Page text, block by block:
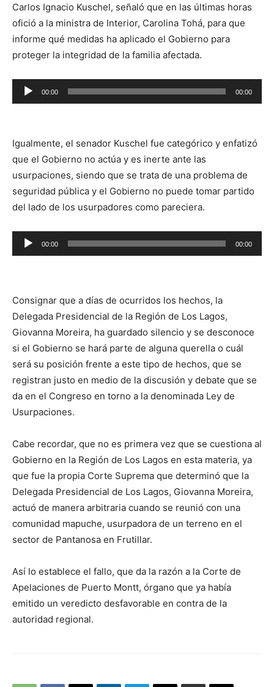
Carlos Ignacio Kuschel, señaló que en las últimas horas
ofició a la ministra de Interior, Carolina Tohá, para que
informe qué medidas ha aplicado el Gobierno para
proteger la integridad de la familia afectada.
Reproductor
de
00:00 00:00
Igualmente, el senador Kuschel fue categórico y enfatizó
que el Gobierno no actúa y es inerte ante las
usurpaciones, siendo que se trata de una problema de
seguridad pública y el Gobierno no puede tomar partido
del lado de los usurpadores como pareciera.
Reproductor
de
00:00 00:00
Consignar que a días de ocurridos los hechos, la
Delegada Presidencial de la Región de Los Lagos,
Giovanna Moreira, ha guardado silencio y se desconoce
si el Gobierno se hará parte de alguna querella o cuál
será su posición frente a este tipo de hechos, que se
registran justo en medio de la discusión y debate que se
da en el Congreso en torno a la denominada Ley de
Usurpaciones.
Cabe recordar, que no es primera vez que se cuestiona al
Gobierno en la Región de Los Lagos en esta materia, ya
que fue la propia Corte Suprema que determinó que la
Delegada Presidencial de Los Lagos, Giovanna Moreira,
actuó de manera arbitraria cuando se reunió con una
comunidad mapuche, usurpadora de un terreno en el
sector de Pantanosa en Frutillar.
Así lo establece el fallo, que da la razón a la Corte de
Apelaciones de Puerto Montt, órgano que ya había
emitido un veredicto desfavorable en contra de la
autoridad regional.